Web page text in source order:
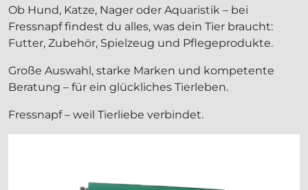
Ob Hund, Katze, Nager oder Aquaristik – bei
Fressnapf findest du alles, was dein Tier braucht:
Futter, Zubehör, Spielzeug und Pflegeprodukte.
Große Auswahl, starke Marken und kompetente
Beratung – für ein glückliches Tierleben.
Fressnapf – weil Tierliebe verbindet.